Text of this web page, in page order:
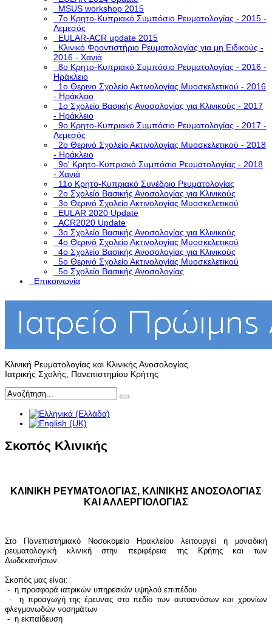
MSUS workshop 2015
7ο Κρητο-Κυπριακό Συμπόσιο Ρευματολογίας - 2015 -
Λεμεσός
EULAR-ACR update 2015
Κλινικό Φροντιστήριο Ρευματολογίας για μη Ειδικούς -
2016 - Χανιά
8ο Κρητο-Κυπριακό Συμπόσιο Ρευματολογίας - 2016 -
Ηράκλειο
1ο Θερινο Σχολείο Ακτινολογίας Μυοσκελετικού - 2016
- Ηράκλειο
1o Σχολείο Βασικής Ανοσολογίας για Κλινικούς - 2017
- Ηράκλειο
9ο Κρητο-Κυπριακό Συμπόσιο Ρευματολογίας - 2017 -
Λεμεσός
2ο Θερινό Σχολείο Ακτινολογίας Μυοσκελετικού - 2018
- Ηράκλειο
9ο' Κρητο-Κυπριακό Συμπόσιο Ρευματολογίας - 2018
- Χανιά
11ο Κρητο-Κυπριακό Συνέδριο Ρευματολογίας
2o Σχολείο Βασικής Ανοσολογίας για Κλινικούς
3o Θερινό Σχολείο Ακτινολογίας Μυοσκελετικού
EULAR 2020 Update
ACR2020 Update
3ο Σχολείο Βασικής Ανοσολογίας για Κλινικούς
4ο Θερινό Σχολείο Ακτινολογίας Μυοσκελετικού
4ο Σχολείο Βασικής Ανοσολογίας για Κλινικούς
5o Θερινό Σχολείο Ακτινολογίας Μυοσκελετικού
5ο Σχολείο Βασικής Ανοσολογίας
Επικοινωνία
Κλινική Ρευματολογίας και Κλινικής Ανοσολογίας
Ιατρικής Σχολής, Πανεπιστημίου Κρήτης
Σκοπός Kλινικής
ΚΛΙΝΙΚΗ ΡΕΥΜΑΤΟΛΟΓΙΑΣ, ΚΛΙΝΙΚΗΣ ΑΝΟΣΟΛΟΓΙΑΣ
ΚΑΙ ΑΛΛΕΡΓΙΟΛΟΓΙΑΣ
Στο Πανεπιστημιακό Νοσοκομείο Ηρακλείου λειτουργεί η μοναδική
ρευματολογική κλινική στην περιφέρεια της Κρήτης και των
Δωδεκανήσων.
Σκοπός μας είναι:
- η προσφορά ιατρικών υπηρεσιών υψηλού επιπέδου
- η προαγωγή της έρευνας στο πεδίο των αυτοανόσων και χρονίων
φλεγμονωδών νοσημάτων
- η εκπαίδευση